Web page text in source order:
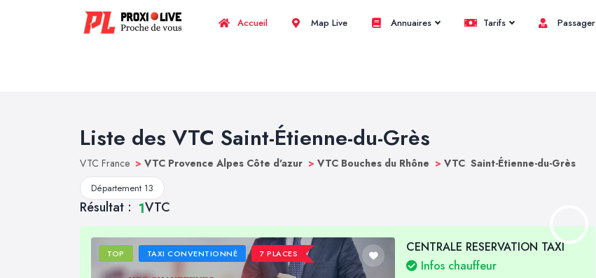
Accueil Map Live Annuaires Tarifs Passager
Liste des VTC Saint-Étienne-du-Grès
VTC France > VTC Provence Alpes Côte d'azur > VTC Bouches du Rhône > VTC Saint-Étienne-du-Grès
Département 13
Résultat : 1VTC
TOP TAXI CONVENTIONNÉ 7 PLACES
CENTRALE RESERVATION TAXI
Infos chauffeur